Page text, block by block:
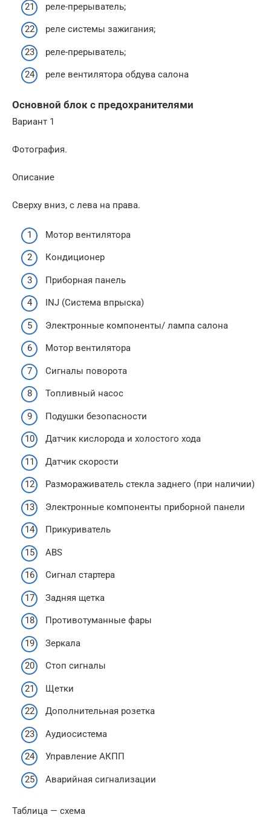
реле-прерыватель;
реле системы зажигания;
реле-прерыватель;
реле вентилятора обдува салона
Основной блок с предохранителями
Вариант 1
Фотография.
Описание
Сверху вниз, с лева на права.
Мотор вентилятора
Кондиционер
Приборная панель
INJ (Система впрыска)
Электронные компоненты/ лампа салона
Мотор вентилятора
Сигналы поворота
Топливный насос
Подушки безопасности
Датчик кислорода и холостого хода
Датчик скорости
Размораживатель стекла заднего (при наличии)
Электронные компоненты приборной панели
Прикуриватель
ABS
Сигнал стартера
Задняя щетка
Противотуманные фары
Зеркала
Стоп сигналы
Щетки
Дополнительная розетка
Аудиосистема
Управление АКПП
Аварийная сигнализации
Таблица — схема